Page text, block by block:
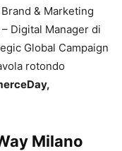
& Marketing
– Digital Manager di
Global Campaign
rotondo
Milano